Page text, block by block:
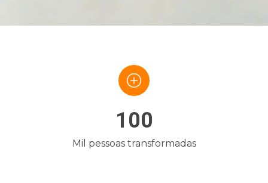
100
Mil pessoas transformadas